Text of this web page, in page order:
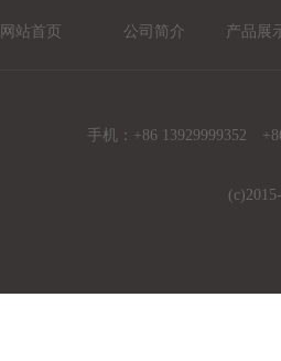
网站首页 公司简介 产品展
手机：+86 13929999352